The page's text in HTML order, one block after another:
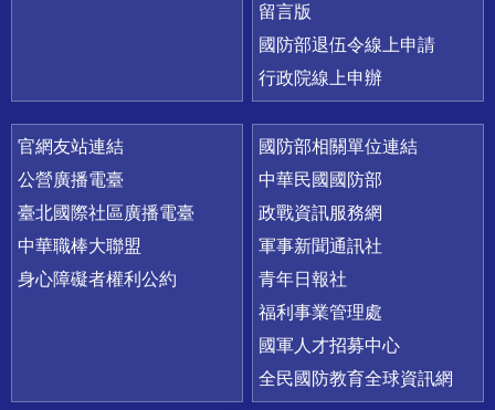
留言版
國防部退伍令線上申請
行政院線上申辦
官網友站連結
公營廣播電臺
臺北國際社區廣播電臺
中華職棒大聯盟
身心障礙者權利公約
國防部相關單位連結
中華民國國防部
政戰資訊服務網
軍事新聞通訊社
青年日報社
福利事業管理處
國軍人才招募中心
全民國防教育全球資訊網